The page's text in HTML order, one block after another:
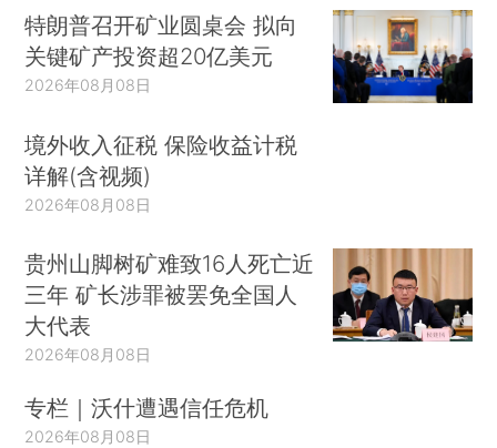
特朗普召开矿业圆桌会 拟向
关键矿产投资超20亿美元
2026年08月08日
境外收入征税 保险收益计税
详解(含视频)
2026年08月08日
贵州山脚树矿难致16人死亡近
三年 矿长涉罪被罢免全国人
大代表
2026年08月08日
专栏｜沃什遭遇信任危机
2026年08月08日